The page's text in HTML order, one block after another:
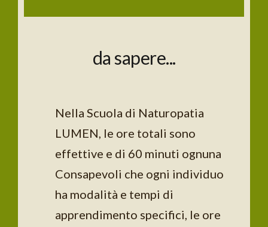
da sapere...
Nella Scuola di Naturopatia
LUMEN, le ore totali sono
effettive e di 60 minuti ognuna
Consapevoli che ogni individuo
ha modalità e tempi di
apprendimento specifici, le ore